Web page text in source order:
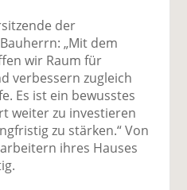
k
te
il
e
n
il
e
n
d
e
n
der
„Mit dem
wir Raum für
verbessern zugleich
Es ist ein bewusstes
weiter zu investieren
zu stärken.“ Von
ihres Hauses